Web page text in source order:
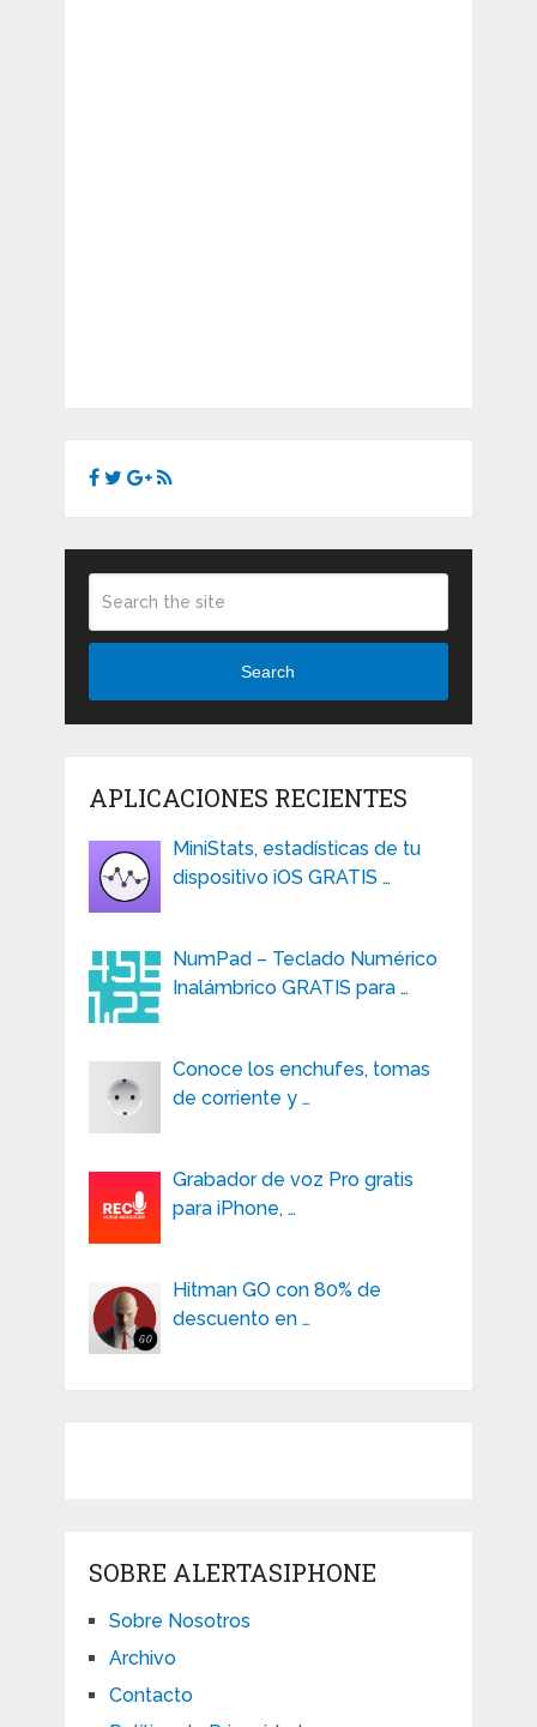
Search
APLICACIONES RECIENTES
MiniStats, estadísticas de tu
dispositivo iOS GRATIS …
NumPad – Teclado Numérico
Inalámbrico GRATIS para …
Conoce los enchufes, tomas
de corriente y …
Grabador de voz Pro gratis
para iPhone, …
Hitman GO con 80% de
descuento en …
SOBRE ALERTASIPHONE
Sobre Nosotros
Archivo
Contacto